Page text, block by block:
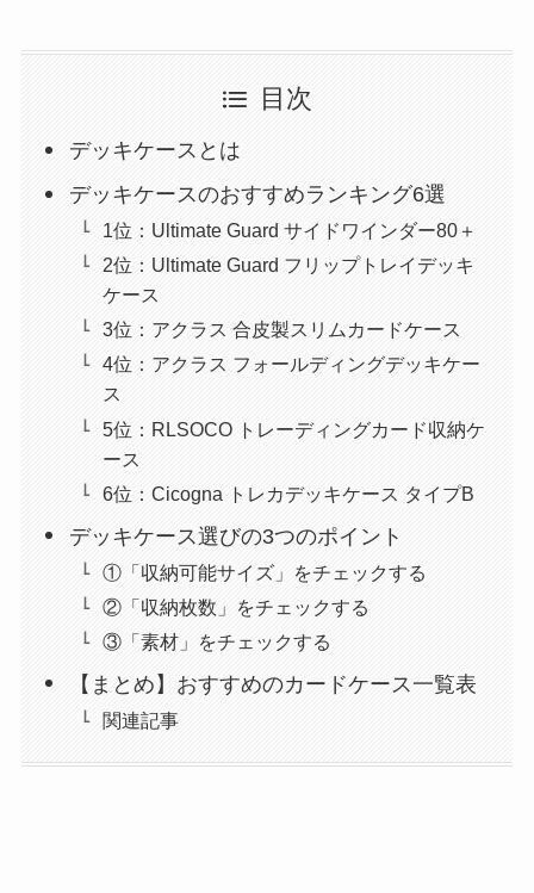
目次
デッキケースとは
デッキケースのおすすめランキング6選
1位：Ultimate Guard サイドワインダー80＋
2位：Ultimate Guard フリップトレイデッキ
ケース
3位：アクラス 合皮製スリムカードケース
4位：アクラス フォールディングデッキケー
ス
5位：RLSOCO トレーディングカード収納ケ
ース
6位：Cicogna トレカデッキケース タイプB
デッキケース選びの3つのポイント
①「収納可能サイズ」をチェックする
②「収納枚数」をチェックする
③「素材」をチェックする
【まとめ】おすすめのカードケース一覧表
関連記事